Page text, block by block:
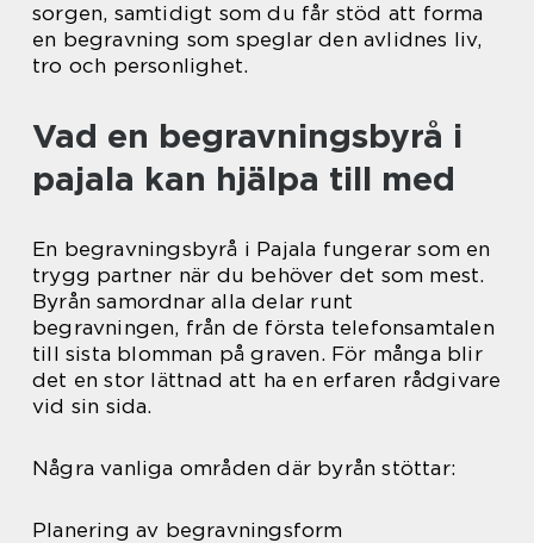
sorgen, samtidigt som du får stöd att forma
en begravning som speglar den avlidnes liv,
tro och personlighet.
Vad en begravningsbyrå i
pajala kan hjälpa till med
En begravningsbyrå i Pajala fungerar som en
trygg partner när du behöver det som mest.
Byrån samordnar alla delar runt
begravningen, från de första telefonsamtalen
till sista blomman på graven. För många blir
det en stor lättnad att ha en erfaren rådgivare
vid sin sida.
Några vanliga områden där byrån stöttar:
Planering av begravningsform